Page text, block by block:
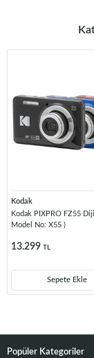
Kodak
Kodak PIXPRO FZ55
Model No: X55 )
13.299 TL
Sepete Ekle
Popüler Kategoriler